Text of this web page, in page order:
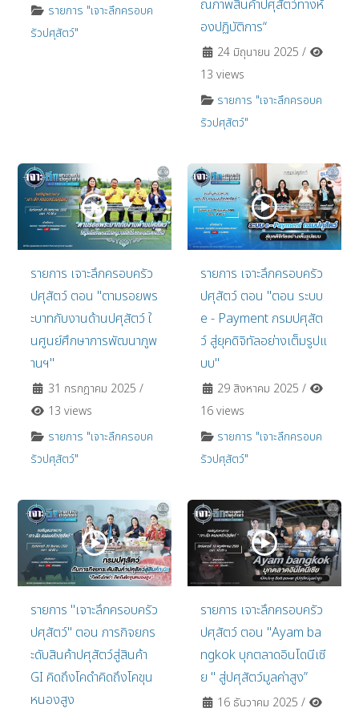
รายการ "เจาะลึกครอบค
รัวปศุสัตว์"
ณภาพสินค้าปศุสัตว์ทางห้
องปฏิบัติการ“
24 มิถุนายน 2025 /
13 views
รายการ "เจาะลึกครอบค
รัวปศุสัตว์"
รายการ เจาะลึกครอบครัว
ปศุสัตว์ ตอน "ตามรอยพร
ะบาทกับงานด้านปศุสัตว์ ใ
นศูนย์ศึกษาการพัฒนาภูพ
านฯ"
31 กรกฎาคม 2025 /
13 views
รายการ "เจาะลึกครอบค
รัวปศุสัตว์"
รายการ เจาะลึกครอบครัว
ปศุสัตว์ ตอน "ตอน ระบบ
e - Payment กรมปศุสัต
ว์ สู่ยุคดิจิทัลอย่างเต็มรูปแ
บบ"
29 สิงหาคม 2025 /
16 views
รายการ "เจาะลึกครอบค
รัวปศุสัตว์"
รายการ "เจาะลึกครอบครัว
ปศุสัตว์" ตอน ภารกิจยกร
ะดับสินค้าปศุสัตว์สู่สินค้า
GI คิดถึงโคดำคิดถึงโคขุน
หนองสูง
รายการ เจาะลึกครอบครัว
ปศุสัตว์ ตอน "Ayam ba
ngkok บุกตลาดอินโดนีเซี
ย " สู่ปศุสัตว์มูลค่าสูง”
16 ธันวาคม 2025 /